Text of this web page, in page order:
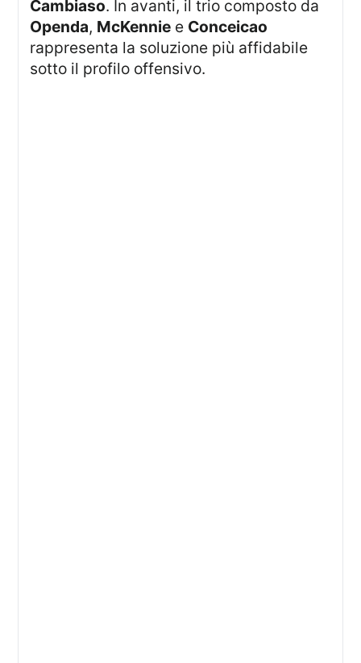
Cambiaso. In avanti, il trio composto da
Openda, McKennie e Conceicao
rappresenta la soluzione più affidabile
sotto il profilo offensivo.